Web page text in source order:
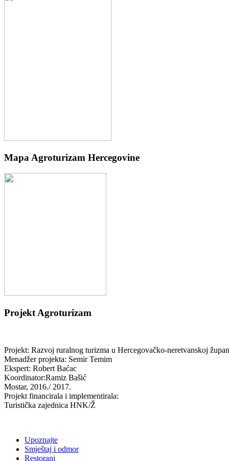
Mapa Agroturizam Hercegovine
Projekt Agroturizam
Projekt: Razvoj ruralnog turizma u Hercegovačko-neretvanskoj
Menadžer projekta: Semir Temim
Ekspert: Robert Baćac
Koordinator:Ramiz Bašić
Mostar, 2016./ 2017.
Projekt financirala i implementirala:
Turistička zajednica HNK/Ž
Upoznajte
Smještaj i odmor
Restorani